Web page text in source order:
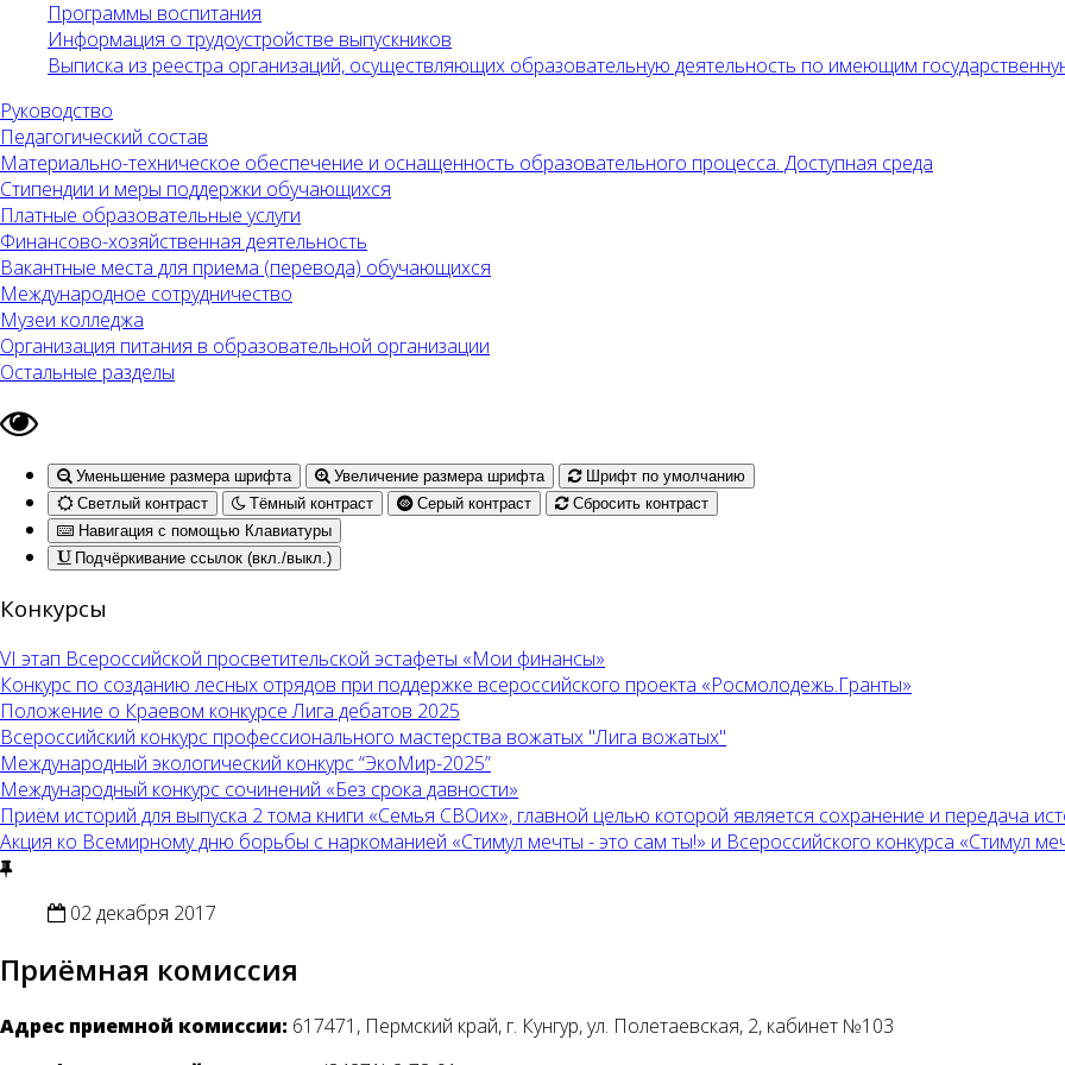
Программы воспитания
Информация о трудоустройстве выпускников
Выписка из реестра организаций, осуществляющих образовательную деятельность по имеющим
Руководство
Педагогический состав
Материально-техническое обеспечение и оснащенность образовательного процесса. Доступная среда
Стипендии и меры поддержки обучающихся
Платные образовательные услуги
Финансово-хозяйственная деятельность
Вакантные места для приема (перевода) обучающихся
Международное сотрудничество
Музеи колледжа
Организация питания в образовательной организации
Остальные разделы
Уменьшение размера шрифта Увеличение размера шрифта
Шрифт по умолчанию
Светлый контраст
Тёмный контраст Серый контраст
Сбросить контраст
Навигация с помощью Клавиатуры
Подчёркивание ссылок (вкл./выкл.)
Конкурсы
VI этап Всероссийской просветительской эстафеты «Мои финансы»
Конкурс по созданию лесных отрядов при поддержке всероссийского проекта «Росмолодежь.Гранты»
Положение о Краевом конкурсе Лига дебатов 2025
Всероссийский конкурс профессионального мастерства вожатых "Лига вожатых"
Международный экологический конкурс “ЭкоМир-2025”
Международный конкурс сочинений «Без срока давности»
Приём историй для выпуска 2 тома книги «Семья СВОих», главной целью которой является сохранение и передача
Акция ко Всемирному дню борьбы с наркоманией «Стимул мечты - это сам ты!» и Всероссийского конкурса «Стимул
02 декабря 2017
Приёмная комиссия
Адрес приемной комиссии: 617471, Пермский край, г. Кунгур, ул. Полетаевская, 2, кабинет №103